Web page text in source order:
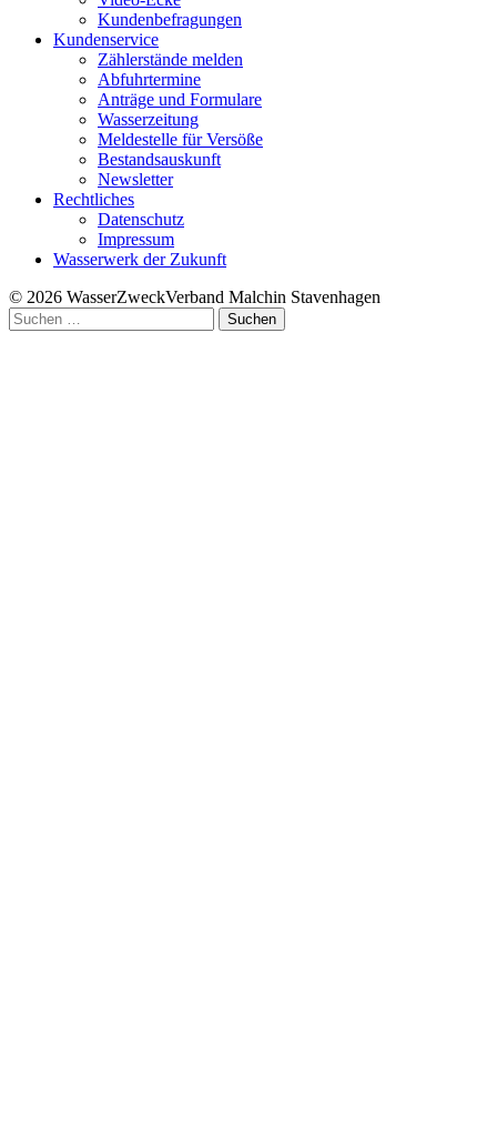
Kundenbefragungen
Kundenservice
Zählerstände melden
Abfuhrtermine
Anträge und Formulare
Wasserzeitung
Meldestelle für Versöße
Bestandsauskunft
Newsletter
Rechtliches
Datenschutz
Impressum
Wasserwerk der Zukunft
© 2026 WasserZweckVerband­ Malchin Stavenhagen